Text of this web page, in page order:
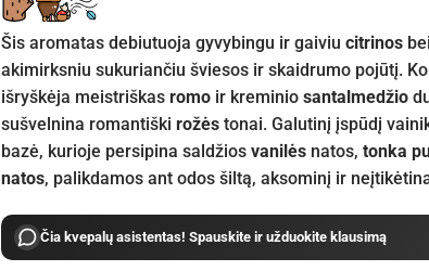
Šis aromatas debiutuoja gyvybingu ir gaiviu citrinos bei
akimirksniu sukuriančiu šviesos ir skaidrumo pojūtį.
išryškėja meistriškas romo ir kreminio santalmedžio
sušvelnina romantiški rožės tonai. Galutinį įspūdį
bazė, kurioje persipina saldžios vanilės natos, tonka
natos, palikdamos ant odos šiltą, aksominį ir
Čia kvepalų asistentas! Spauskite ir užduokite klausimą